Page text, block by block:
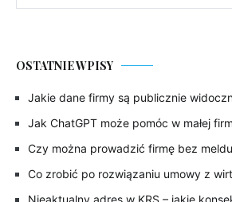
OSTATNIE WPISY
Jakie dane firmy są publicznie
Jak ChatGPT może pomóc w małej
Czy można prowadzić firmę bez
Co zrobić po rozwiązaniu umowy z
Nieaktualny adres w KRS – jakie